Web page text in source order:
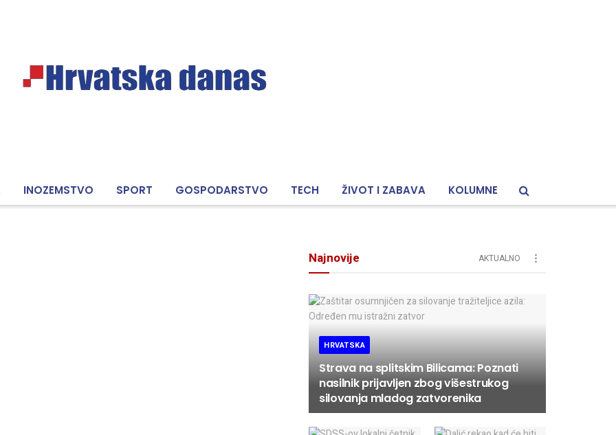
INOZEMSTVO SPORT GOSPODARSTVO TECH ŽIVOT I ZABAVA KOLUMNE
Najnovije AKTUALNO
HRVATSKA
Strava na splitskim Bilicama: Poznati
nasilnik prijavljen zbog višestrukog
silovanja mladog zatvorenika